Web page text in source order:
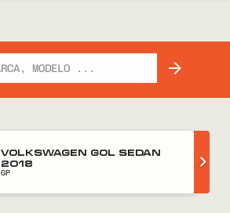
VOLKSWAGEN GOL SEDAN
2018
GP